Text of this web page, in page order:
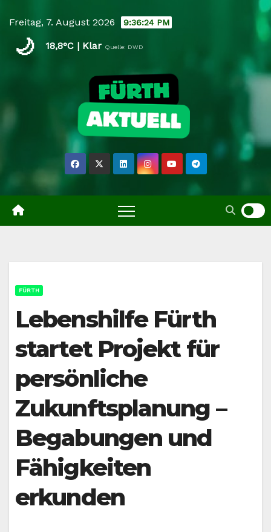
content
Freitag, 7. August 2026 9:36:25 PM
🌙 18,8°C | Klar Quelle: DWD
FÜRTH
Lebenshilfe Fürth
startet Projekt für
persönliche
Zukunftsplanung –
Begabungen und
Fähigkeiten
erkunden